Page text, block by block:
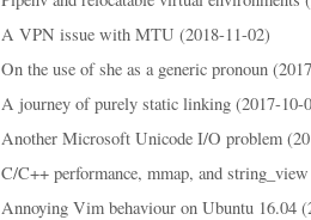
A VPN issue with MTU (2018-11-02)
On the use of she as a generic pronoun
A journey of purely static linking (2017-10-
Another Microsoft Unicode I/O problem
C/C++ performance, mmap, and
Annoying Vim behaviour on Ubuntu 16.04